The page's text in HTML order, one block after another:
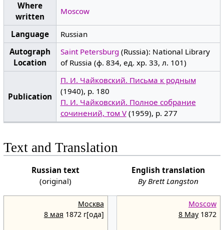
Where
written
Moscow
Language
Russian
Autograph
Location
Saint Petersburg (Russia): National Library
of Russia (ф. 834, ед. хр. 33, л. 101)
Publication
П. И. Чайковский. Письма к родным
(1940), p. 180
П. И. Чайковский. Полное собрание
сочинений, том V(1959), p. 277
Text and Translation
Russian text
(original)
English translation
By Brett Langston
Москва
8 мая 1872 г[ода]
Moscow
8 May1872